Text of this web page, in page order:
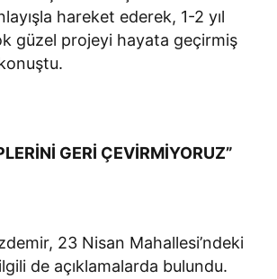
hareket ederek, 1-2 yıl
güzel projeyi hayata geçirmiş
GERİ ÇEVİRMİYORUZ”
23 Nisan Mahallesi’ndeki
de açıklamalarda bulundu.